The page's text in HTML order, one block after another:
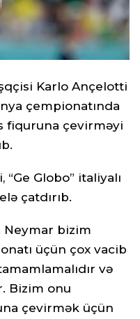
Karlo Ançelotti
çempionatında
fiquruna çevirməyi
Globo” italiyalı
çatdırıb.
Neymar bizim
üçün çox vacib
və
Bizim onu
çevirmək üçün